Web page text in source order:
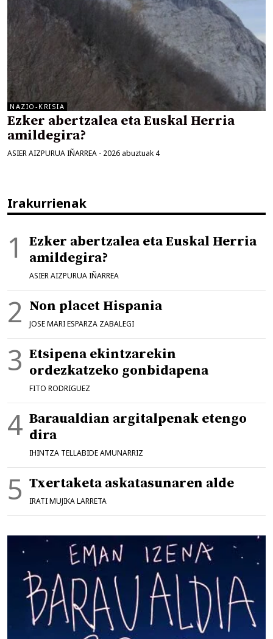
NAZIO-KRISIA
Ezker abertzalea eta Euskal Herria
amildegira?
ASIER AIZPURUA IÑARREA - 2026 abuztuak 4
Irakurrienak
Ezker abertzalea eta Euskal Herria
amildegira?
ASIER AIZPURUA IÑARREA
Non placet Hispania
JOSE MARI ESPARZA ZABALEGI
Etsipena ekintzarekin
ordezkatzeko gonbidapena
FITO RODRIGUEZ
Baraualdian argitalpenak etengo
dira
IHINTZA TELLABIDE AMUNARRIZ
Txertaketa askatasunaren alde
IRATI MUJIKA LARRETA